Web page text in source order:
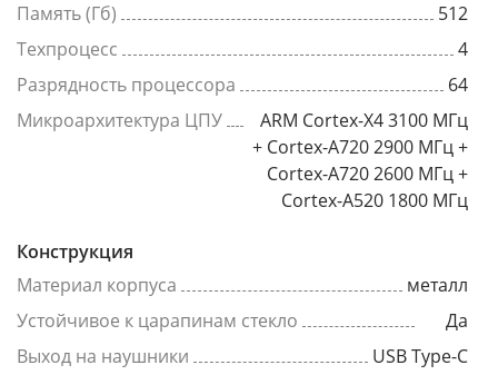
Память (Гб)
512
Техпроцесс
4
Разрядность процессора
64
Микроархитектура ЦПУ
ARM Cortex-X4 3100 МГц
+ Cortex-A720 2900 МГц +
Cortex-A720 2600 МГц +
Cortex-A520 1800 МГц
Конструкция
Материал корпуса
металл
Устойчивое к царапинам стекло
Да
Выход на наушники
USB Type-C